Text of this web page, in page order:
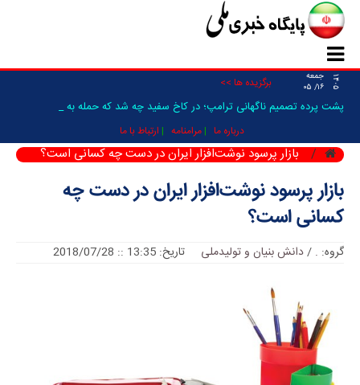
۱۴۰۵
جمعه
۱۶/ ۰۵
برگزیده ها >>
پشت پرده تصمیم ناگهانی ترامپ؛ در کاخ سفید چه شد که حمله به ایران _
درباره ما مرامنامه ارتباط با ما
بازار پرسود نوشت‌افزار ایران در دست چه کسانی است؟
بازار پرسود نوشت‌افزار ایران در دست چه
کسانی است؟
گروه: .
/دانش بنیان و تولیدملی تاریخ: 13:35 :: 2018/07/28